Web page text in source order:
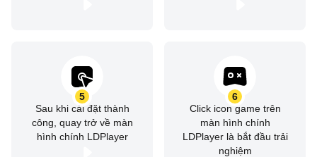
5
Sau khi cài đặt thành
công, quay trở về màn
hình chính LDPlayer
6
Click icon game trên
màn hình chính
LDPlayer là bắt đầu trải
nghiệm